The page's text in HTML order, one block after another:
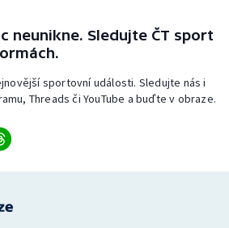
neunikne. Sledujte ČT sport
sportovní události. Sledujte nás i
Threads či YouTube a buďte v obraze.